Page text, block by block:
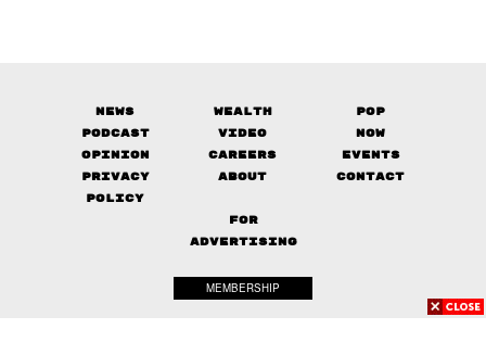
News Wealth
Pop
Podcast
Video
Now
Opinion
Careers
Events
Privacy
Policy
About Contact
FOR
ADVERTISING
MEMBERSHIP